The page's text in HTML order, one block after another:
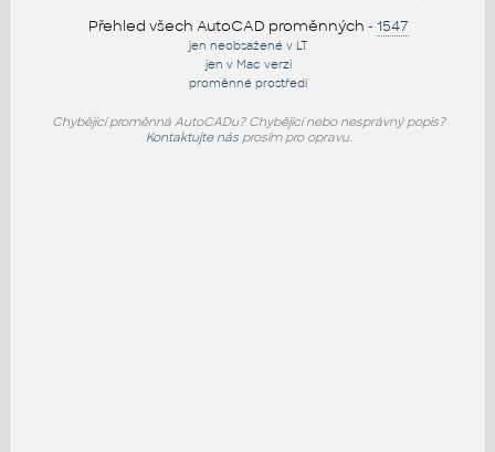
Přehled všech AutoCAD proměnných - 1547
jen neobsažené v LT
jen v Mac verzi
proměnné prostředí
Chybějící proměnná AutoCADu? Chybějící nebo nesprávný popis?
Kontaktujte násprosím pro opravu.